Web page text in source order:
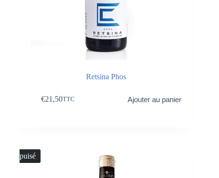
Retsina Phos
€21,50TTC Ajouter au panier
Épuisé